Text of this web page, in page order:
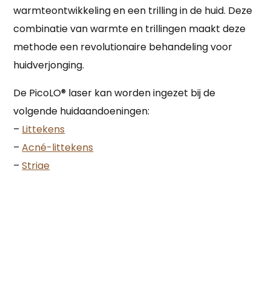
warmteontwikkeling en een trilling in de huid. Deze
combinatie van warmte en trillingen maakt deze
methode een revolutionaire behandeling voor
huidverjonging.
De PicoLO® laser kan worden ingezet bij de
volgende huidaandoeningen:
– Littekens
– Acné-littekens
– Striae